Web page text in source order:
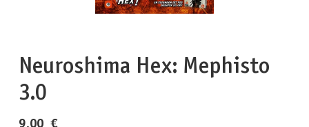
Neuroshima Hex: Mephisto
3.0
9,00 €